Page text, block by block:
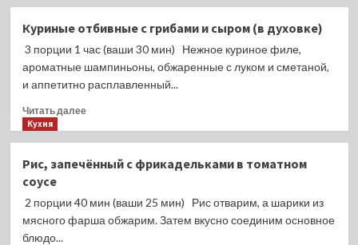
с
фасолью,
сладким
и
сухариками
Куриные отбивные с грибами и сыром (в духовке)
3 порции 1 час (ваши 30 мин) Нежное куриное филе,
ароматные шампиньоны, обжаренные с луком и сметаной,
и аппетитно расплавленный...
Читать далееПрочитать
отбивные
грибами
сыром
Кухня
Рис, запечённый с фрикадельками в томатном
соусе
2 порции 40 мин (ваши 25 мин) Рис отварим, а шарики из
мясного фарша обжарим. Затем вкусно соединим основное
блюдо...